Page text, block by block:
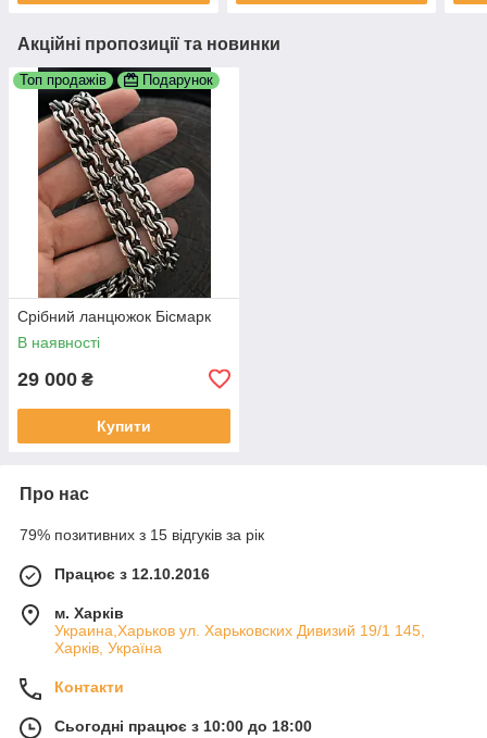
Акційні пропозиції та новинки
Топ продажів Подарунок
Срібний ланцюжок Бісмарк
В наявності
29 000 ₴
Купити
Про нас
79% позитивних з 15 відгуків за рік
Працює з 12.10.2016
м. Харків
Украина,Харьков ул. Харьковских Дивизий 19/1 145,
Харків, Україна
Контакти
Сьогодні працює з 10:00 до 18:00